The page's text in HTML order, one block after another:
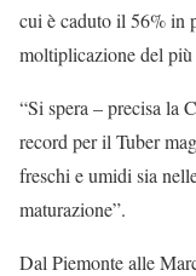
cui è caduto il 56% in
moltiplicazione del
“Si spera – precisa la
record per il Tuber
freschi e umidi sia
maturazione”.
Dal Piemonte alle